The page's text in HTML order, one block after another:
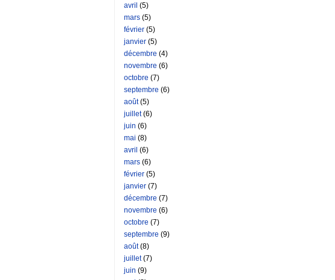
avril (5)
mars (5)
février (5)
janvier (5)
décembre (4)
novembre (6)
octobre (7)
septembre (6)
août(5)
juillet(6)
juin (6)
mai (8)
avril (6)
mars (6)
février (5)
janvier (7)
décembre (7)
novembre (6)
octobre (7)
septembre (9)
août(8)
juillet(7)
juin (9)